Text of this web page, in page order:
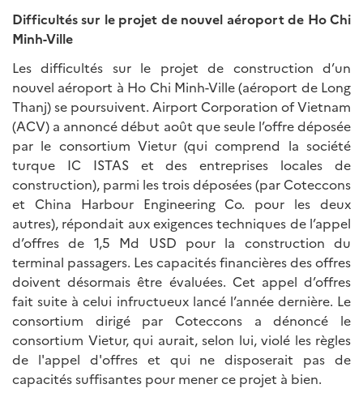
Difficultés sur le projet de nouvel aéroport de Ho Chi
Minh-Ville
Les difficultés sur le projet de construction d’un
nouvel aéroport à Ho Chi Minh-Ville (aéroport de Long
Thanj) se poursuivent. Airport Corporation of Vietnam
(ACV) a annoncé début août que seule l’offre déposée
par le consortium Vietur (qui comprend la société
turque IC ISTAS et des entreprises locales de
construction), parmi les trois déposées (par Coteccons
et China Harbour Engineering Co. pour les deux
autres), répondait aux exigences techniques de l’appel
d’offres de 1,5 Md USD pour la construction du
terminal passagers. Les capacités financières des offres
doivent désormais être évaluées. Cet appel d’offres
fait suite à celui infructueux lancé l’année dernière. Le
consortium dirigé par Coteccons a dénoncé le
consortium Vietur, qui aurait, selon lui, violé les règles
de l'appel d'offres et qui ne disposerait pas de
capacités suffisantes pour mener ce projet à bien.